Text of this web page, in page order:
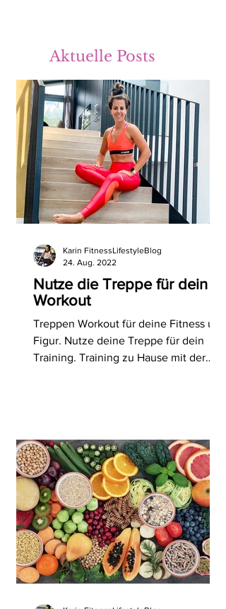
Aktuelle Posts
Nutze die Treppe für dein
Workout
Treppen Workout für deine Fitness und
Figur. Nutze deine Treppe für dein
Training. Training zu Hause mit der
Karin FitnessLifestyleBlog
24. Aug. 2022